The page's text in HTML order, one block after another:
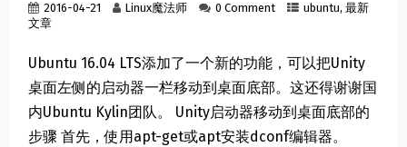
2016-04-21 Linux魔法师 0 Comment ubuntu,最新
文章
Ubuntu 16.04 LTS添加了一个新的功能，可以把Unity
桌面左侧的启动器一栏移动到桌面底部。这还得谢谢国
内Ubuntu Kylin团队。 Unity启动器移动到桌面底部的
步骤 首先，使用apt-get或apt安装dconf编辑器。